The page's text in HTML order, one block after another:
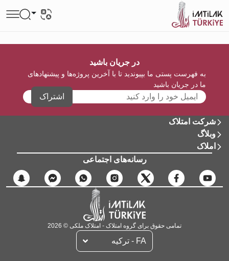
در جریان باشید
به فهرست پستی ما بپیوندید تا با آخرین پروژه‌ها و پیشنهادهای
ما در جریان باشید
اشتراک
شرکت امتلاک
وبلاگ
املاک
رسانه‌های اجتماعی
تمامی حقوق برای گروه امتلاک - امتلاک ملکی © 2026
FA - تركيه